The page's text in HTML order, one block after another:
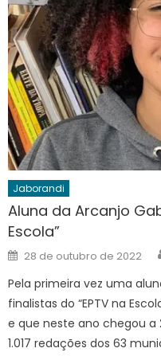
Jaborandi
Aluna da Arcanjo
Escola”
Posted
on
28 de outubro de 2022
Pela primeira vez uma
finalistas do “EPTV na
e que neste ano chegou a
1.017 redações dos 63